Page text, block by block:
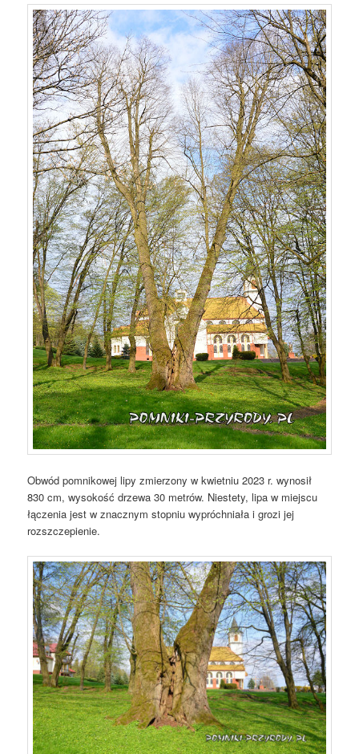
Obwód pomnikowej lipy zmierzony w kwietniu 2023 r. wynosił
830 cm, wysokość drzewa 30 metrów. Niestety, lipa w miejscu
łączenia jest w znacznym stopniu wypróchniała i grozi jej
rozszczepienie.